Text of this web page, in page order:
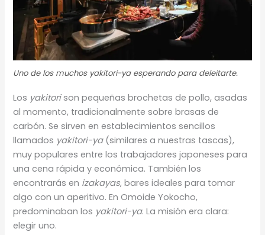
Uno de los muchos yakitori-yaesperando para deleitarte.
Los yakitorison pequeñas brochetas de pollo, asadas
al momento, tradicionalmente sobre brasas de
carbón. Se sirven en establecimientos sencillos
llamados yakitori-ya(similares a nuestras tascas),
muy populares entre los trabajadores japoneses para
una cena rápida y económica. También los
encontrarás en izakayas, bares ideales para tomar
algo con un aperitivo. En Omoide Yokocho,
predominaban los yakitori-ya. La misión era clara:
elegir uno.